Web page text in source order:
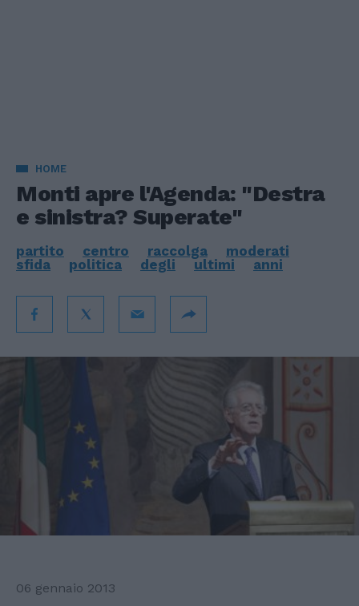
HOME
Monti apre l'Agenda: "Destra
e sinistra? Superate"
partito centro raccolga
moderati
sfida
politica degli ultimi anni
06 gennaio 2013